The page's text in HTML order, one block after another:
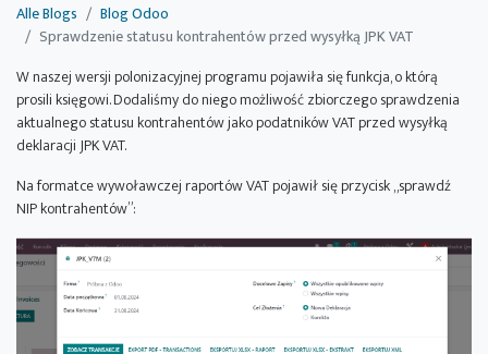
Alle Blogs
Blog Odoo
Sprawdzenie statusu kontrahentów przed wysyłką JPK VAT
W naszej wersji polonizacyjnej programu pojawiła się funkcja, o którą
prosili księgowi. Dodaliśmy do niego możliwość zbiorczego sprawdzenia
aktualnego statusu kontrahentów jako podatników VAT przed wysyłką
deklaracji JPK VAT.
Na formatce wywoławczej raportów VAT pojawił się przycisk „sprawdź
NIP kontrahentów”: